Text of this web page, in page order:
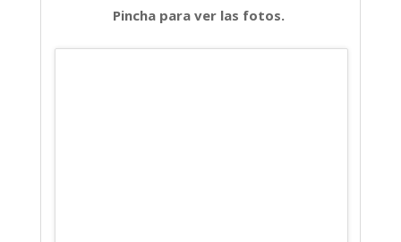
Pincha para ver las fotos.